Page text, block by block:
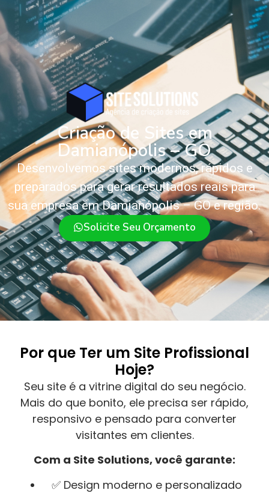
Criação de Sites em
Damianópolis – GO
Desenvolvemos sites modernos, rápidos e
preparados para gerar resultados reais para
sua empresa em Damianópolis – GO e região.
Solicite Seu Orçamento
Por que Ter um Site Profissional
Hoje?
Seu site é a vitrine digital do seu negócio.
Mais do que bonito, ele precisa ser rápido,
responsivo e pensado para converter
visitantes em clientes.
Com a Site Solutions, você garante:
✅ Design moderno e personalizado